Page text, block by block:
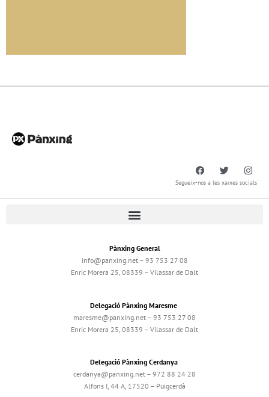
Segueix-nos a les xarxes socials
Pànxing General
info@panxing.net – 93 753 27 08
Enric Morera 25, 08339 – Vilassar de Dalt
Delegació Pànxing Maresme
maresme@panxing.net – 93 753 27 08
Enric Morera 25, 08339 – Vilassar de Dalt
Delegació Pànxing Cerdanya
cerdanya@panxing.net – 972 88 24 28
Alfons I, 44 A, 17520 – Puigcerdà